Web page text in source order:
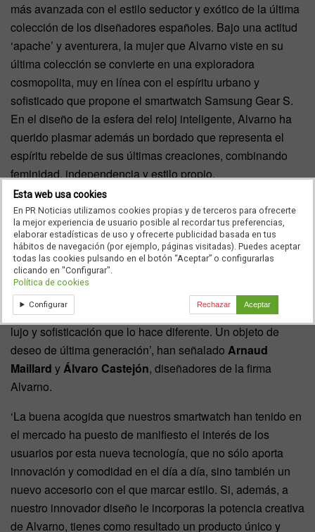
más avanzada con el estilo seductor y exótico de la última
colección de los diseñadores españoles. Bajo una actitud
‘apache’ y aventurera, la mujer que Alvarno viste en su
última colección se convierte en una exploradora
cosmopolita, muy en línea con el espíritu urbano y
sofisticado que propone el smartwatch Samsung Gear S.
En el diseño de la esfera del reloj inteligente, Alvarno ha
querido plasmar además un bordado que representa el
espíritu rebelde de sus últimas creaciones, combinando
feminidad, independencia y estilo propio.
‘La moda es evolución, cambio y futuro. Para nosotros es
un orgullo poder comercializar los smartwatch Samsung
Gear S creados especialmente con el espíritu Alvarno.
Combinar tecnología y diseño es un reto apasionante que
se convierte en realidad. En nuestros diseños, los tejidos y
materias primas tienen una importancia máxima. En este
caso, las pieles exóticas y estampadas aportan el toque de
lujo y sofisticación que lo hace diferente. Un objeto de
deseo de última generación’, han señalado Arnaud
Maillard yÁlvaro Castejón, diseñadores de la firma
Alvarno.
‘La buena acogida que nuestros smartwatch han tenido en
el mercado ha puesto de manifiesto el interés de los
usuarios por esta nueva tecnología, que no sólo aporta
innovación y comodidad en el día a día, sino también un
nuevo accesorio con el que marcar estilo. Si, además, a
nuestro innovador diseño le incorporas la potencia creativa
de Alvarno, tienes como resultado un producto único y
Esta web usa cookies
En PR Noticias utilizamos cookies propias y de terceros para ofrecerte
la mejor experiencia de usuario posible al recordar tus preferencias,
elaborar estadísticas de uso y ofrecerte publicidad basada en tus
hábitos de navegación (por ejemplo, páginas visitadas). Puedes aceptar
todas las cookies pulsando en el botón “Aceptar” o configurarlas
clicando en "Configurar".
Política de cookies
Configurar Rechazar Aceptar